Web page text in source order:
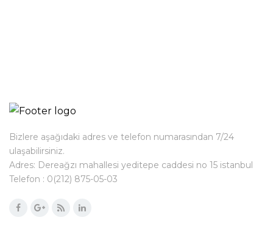
Bizlere aşağıdaki adres ve telefon numarasından 7/24
ulaşabilirsiniz.
Adres: Dereağzı mahallesi yeditepe caddesi no 15 istanbul
Telefon : 0(212) 875-05-03